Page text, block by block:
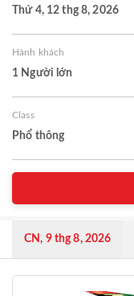
Thứ 4, 12 thg 8, 2026
Hành khách
1 Người lớn
Class
Phổ thông
CN, 9 thg 8, 2026